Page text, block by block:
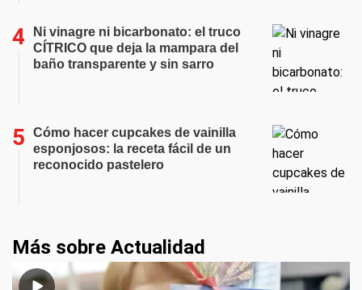
Ni vinagre ni bicarbonato: el truco
CÍTRICO que deja la mampara del
baño transparente y sin sarro
Cómo hacer cupcakes de vainilla
esponjosos: la receta fácil de un
reconocido pastelero
Más sobre Actualidad